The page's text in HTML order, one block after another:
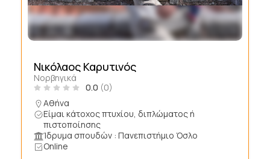
Νικόλαος Καρυτινός
Νορβηγικά
0.0 (0)
Αθήνα
Είμαι κάτοχος πτυχίου, διπλώματος ή
πιστοποίησης
Ίδρυμα σπουδών : Πανεπιστήμιο Όσλο
Online